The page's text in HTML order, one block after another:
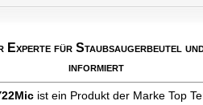
Experte für Staubsaugerbeutel
informiert
ist ein Produkt der Marke Top